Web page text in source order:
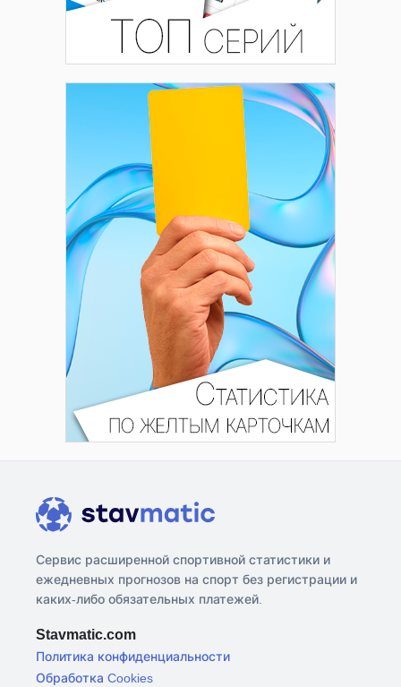
Сервис расширенной спортивной статистики и
ежедневных прогнозов на спорт без регистрации и
каких-либо обязательных платежей.
Stavmatic.com
Политика конфиденциальности
Обработка Cookies